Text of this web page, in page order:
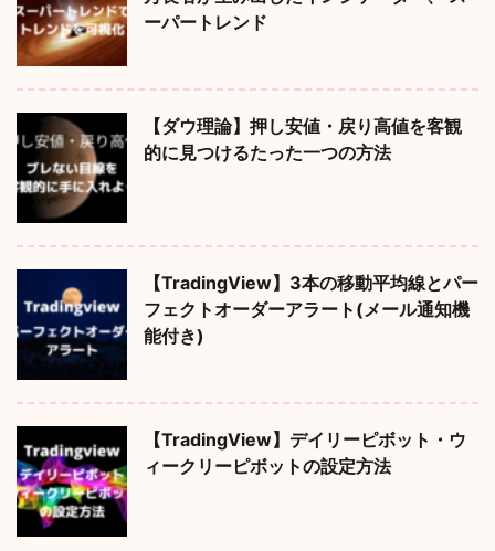
ーパートレンド
【ダウ理論】押し安値・戻り高値を客観
的に見つけるたった一つの方法
【TradingView】3本の移動平均線とパー
フェクトオーダーアラート(メール通知機
能付き)
【TradingView】デイリーピボット・ウ
ィークリーピボットの設定方法